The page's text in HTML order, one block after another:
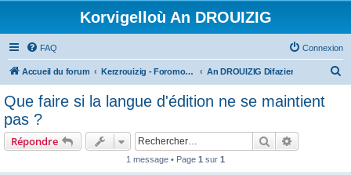
Korvigelloù An DROUIZIG
FAQ Connexion
Accueil du forum Kerzrouizig - Foromoù An Drouizig An DROUIZIG Difazier
Que faire si la langue d'édition ne se maintient
pas ?
Répondre Rechercher
1 message • Page 1 sur 1